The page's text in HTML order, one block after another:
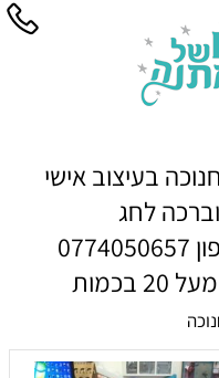
בעיצוב אישי
לחג